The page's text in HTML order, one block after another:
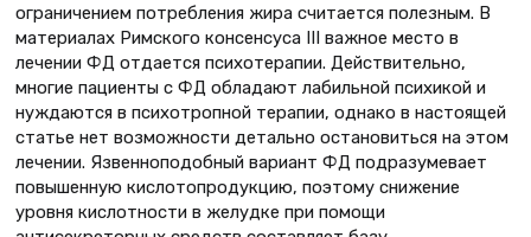
ограничением потребления жира считается полезным. В
материалах Римского консенсуса III важное место в
лечении ФД отдается психотерапии. Действительно,
многие пациенты с ФД обладают лабильной психикой и
нуждаются в психотропной терапии, однако в настоящей
статье нет возможности детально остановиться на этом
лечении. Язвенноподобный вариант ФД подразумевает
повышенную кислотопродукцию, поэтому снижение
уровня кислотности в желудке при помощи